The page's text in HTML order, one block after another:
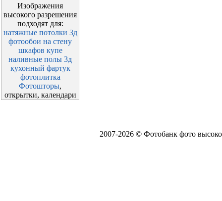
Изображения
высокого разрешения
подходят для:
натяжные потолки 3д
фотообои на стену
шкафов купе
наливные полы 3д
кухонный фартук
фотоплитка
Фотошторы,
открытки, календари
2007-2026 © Фотобанк фото